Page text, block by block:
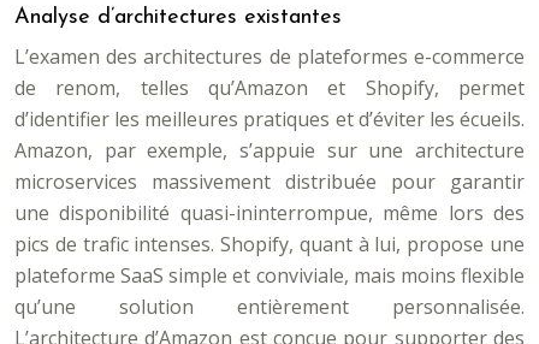
Analyse d’architectures existantes
L’examen des architectures de plateformes e-commerce
de renom, telles qu’Amazon et Shopify, permet
d’identifier les meilleures pratiques et d’éviter les écueils.
Amazon, par exemple, s’appuie sur une architecture
microservices massivement distribuée pour garantir
une disponibilité quasi-ininterrompue, même lors des
pics de trafic intenses. Shopify, quant à lui, propose une
plateforme SaaS simple et conviviale, mais moins flexible
qu’une solution entièrement personnalisée.
L’architecture d’Amazon est conçue pour supporter des